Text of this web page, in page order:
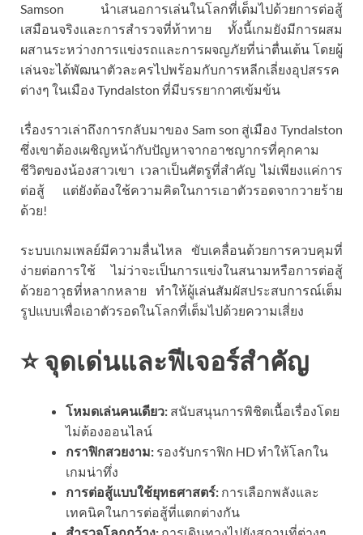
Samson นำเสนอการเล่นในโลกที่เต็มไปด้วยการต่อสู้
เสมือนจริงและการสำรวจที่ท้าทาย ทั้งนี้เกมยังมีการผสม
ผสานระหว่างการแข่งรถและการผจญภัยที่น่าตื่นเต้น โดยผู้
เล่นจะได้พัฒนาตัวละครไปพร้อมกับการหลีกเลี่ยงอุปสรรค
ต่างๆ ในเมือง Tyndalston ที่มีบรรยากาศเข้มข้น
เรื่องราวเล่าถึงการกลับมาของ Sam son สู่เมือง Tyndalston
ซึ่งเขาต้องเผชิญหน้ากับปัญหาจากอาชญากรที่คุกคาม
ชีวิตของน้องสาวเขา เวลาเป็นศัตรูที่สำคัญ ไม่เพียงแค่การ
ต่อสู้ แต่ยังต้องใช้ความคิดในการเอาตัวรอดจากวายร้าย
ด้วย!
ระบบเกมเพลย์มีความลื่นไหล ขับเคลื่อนด้วยการควบคุมที่
ง่ายต่อการใช้ ไม่ว่าจะเป็นการแข่งในสนามหรือการต่อสู้
ด้วยอาวุธที่หลากหลาย ทำให้ผู้เล่นสัมผัสประสบการณ์เต็ม
รูปแบบเพื่อเอาตัวรอดในโลกที่เต็มไปด้วยความเสี่ยง
⭐ จุดเด่นและฟีเจอร์สำคัญ
โหมดเล่นคนเดียว: สนับสนุนการพิชิตเนื้อเรื่องโดย
ไม่ต้องออนไลน์
กราฟิกสวยงาม: รองรับกราฟิก HD ทำให้โลกใน
เกมน่าทึ่ง
การต่อสู้แบบใช้ยุทธศาสตร์: การเลือกพลังและ
เทคนิคในการต่อสู้ที่แตกต่างกัน